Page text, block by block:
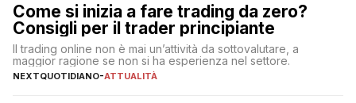
Come si inizia a fare trading da zero?
Consigli per il trader principiante
Il trading online non è mai un’attività da sottovalutare, a
maggior ragione se non si ha esperienza nel settore.
NEXTQUOTIDIANO-ATTUALITÀ